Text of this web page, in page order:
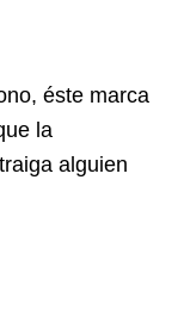
éste marca
la
alguien